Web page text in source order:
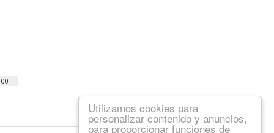
Utilizamos cookies para
personalizar contenido y anuncios,
para proporcionar funciones de